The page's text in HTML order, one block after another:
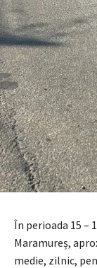
În perioada 15 –
Maramureș,
medie, zilnic,